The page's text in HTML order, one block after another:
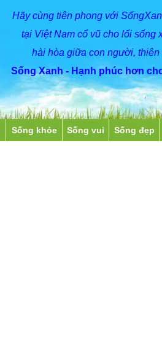
Hãycùng tiên phong với
tại Việt Nam cổ vũ cho lối sống
hài hòa giữa con người, thiên
Sống Xanh - Hạnh phúc hơn
Sống khỏe Sống vui Sống đẹp